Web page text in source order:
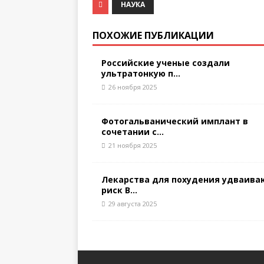
НАУКА
ПОХОЖИЕ ПУБЛИКАЦИИ
Российские ученые создали
ультратонкую п...
26 ноября 2025
Фотогальванический имплант в
сочетании с...
21 ноября 2025
Лекарства для похудения
риск В...
29 августа 2025